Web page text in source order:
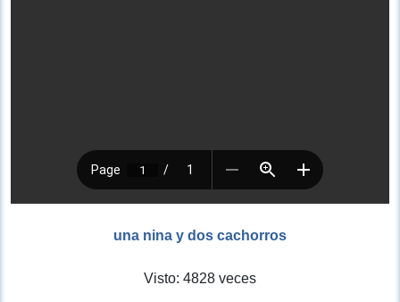
una nina y dos cachorros
Visto: 4828 veces